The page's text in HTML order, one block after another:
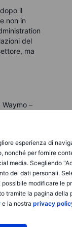
esperienza di
nonché per fornire
media. Scegliendo
dei dati personali.
modificare le
tramite la pagina della
e la nostra privacy
il
non in
del
ma
–
e
città per
Sempre
su
guida, ma